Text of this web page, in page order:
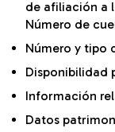
de afiliación a
Número de
Número y tipo
Disponibilidad
Información
Datos